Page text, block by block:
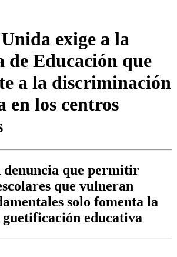
exige a la
de Educación que
a la discriminación
en los centros
que permitir
que vulneran
solo fomenta la
educativa